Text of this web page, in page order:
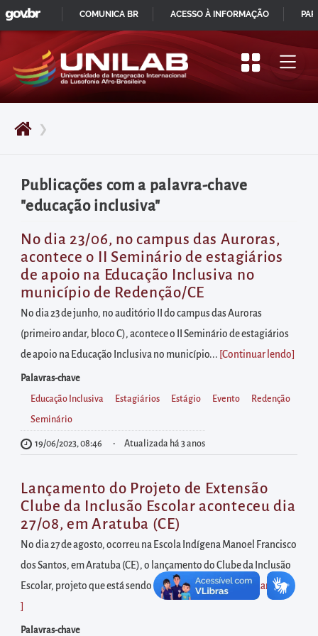
Pular
para
início
do
principal
Acessar
diretamente
o
menu
principal
Acessar
diretamente
à
área
para
realizar
buscas
internas
diretamente
as
informações
postas
no
rodapé
❯
Publicações com a palavra-chave
"educação inclusiva"
No dia 23/06, no campus das Auroras,
acontece o II Seminário de estagiários
de apoio na Educação Inclusiva no
município de Redenção/CE
No dia 23 de junho, no auditório II do campus das Auroras
(primeiro andar, bloco C), acontece o II Seminário de estagiários
de apoio na Educação Inclusiva no município... [Continuar lendo
Palavras-chave
Educação Inclusiva Estagiários Estágio Evento Redenção
Seminário
19/06/2023, 08:46 Atualizada há 3 anos
Lançamento do Projeto de Extensão
Clube da Inclusão Escolar aconteceu dia
27/08, em Aratuba (CE)
No dia 27 de agosto, ocorreu na Escola Indígena Manoel Francisco
dos Santos, em Aratuba (CE), o lançamento do Clube da Inclusão
Escolar, projeto que está sendo realizado pela...[Continuar lendo
Palavras-chave
IR
PARA
CONTEÚDO
GOVBR
COMUNICA BR ACESSO À INFORMAÇÃO